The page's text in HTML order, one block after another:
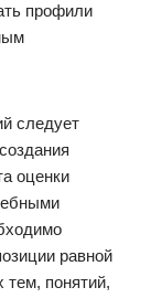
профили
следует
оценки
равной
тем, понятий,